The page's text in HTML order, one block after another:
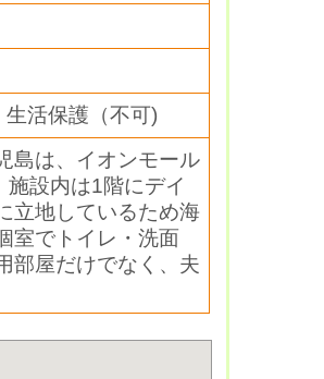
活保護（不可)
島は、イオンモール
設内は1階にデイ
立地しているため海
室でトイレ・洗面
部屋だけでなく、夫